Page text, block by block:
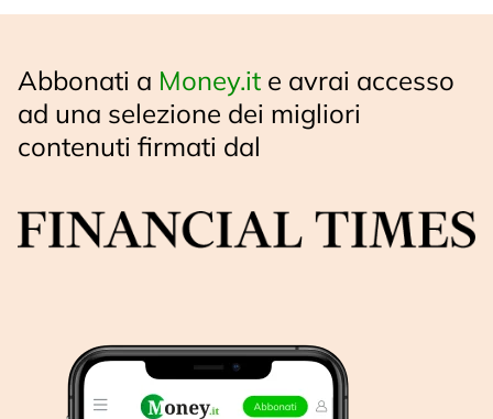
Abbonati a Money.it e avrai accesso
ad una selezione dei migliori
contenuti firmati dal